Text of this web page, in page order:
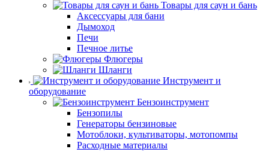
Товары для саун и бань
Аксессуары для бани
Дымоход
Печи
Печное литье
Флюгеры
Шланги
Инструмент и
оборудование
Бензоинструмент
Бензопилы
Генераторы бензиновые
Мотоблоки, культиваторы, мотопомпы
Расходные материалы